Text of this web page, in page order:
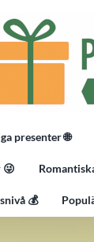
presenter 🌐
😜
💰